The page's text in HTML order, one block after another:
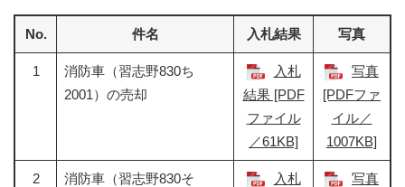
No. 件名 入札結果 写真
1
消防車（習志野830ち
2001）の売却
入札
結果 [PDF
ファイル
／61KB]
写真
[PDFファ
イル／
1007KB]
2
消防車（習志野830そ
入札
写真